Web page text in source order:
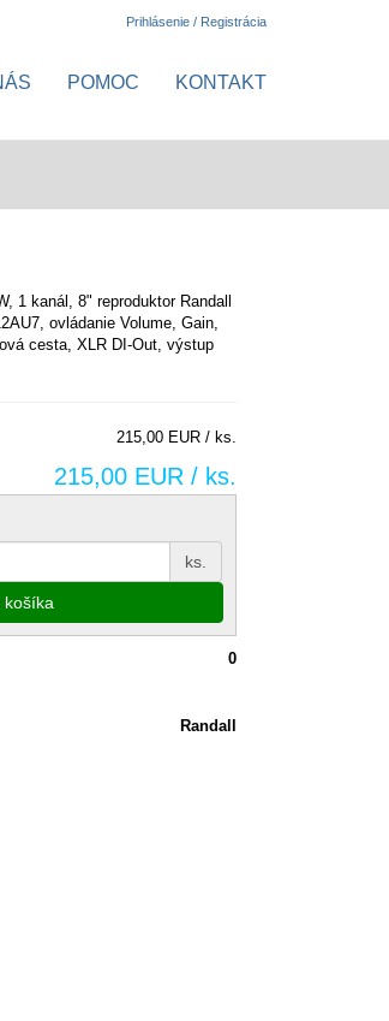
Prihlásenie / Registrácia
POMOC KONTAKT
1 kanál, 8" reproduktor Randall
ovládanie Volume, Gain,
cesta, XLR DI-Out, výstup
215,00 EUR / ks.
215,00 EUR / ks.
ks.
0
Randall